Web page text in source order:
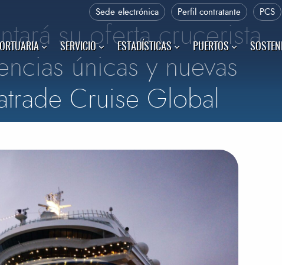
Sede electrónica Perfil contratante PCS
SERVICIO ESTADÍSTICAS PUERTOS
su oferta crucerista
únicas y nuevas
Cruise Global